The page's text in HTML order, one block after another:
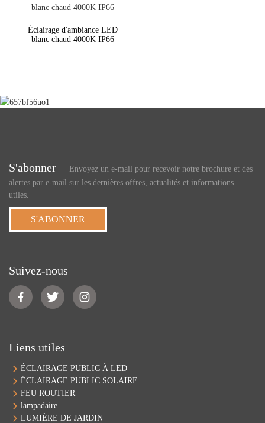
Éclairage d'ambiance LED
blanc chaud 4000K IP66
S'abonner
Envoyez un e-mail pour recevoir notre brochure et des
alertes par e-mail sur les dernières offres, actualités et informations
utiles.
S'ABONNER
Suivez-nous
Liens utiles
ÉCLAIRAGE PUBLIC À LED
ÉCLAIRAGE PUBLIC SOLAIRE
FEU ROUTIER
lampadaire
LUMIÈRE DE JARDIN